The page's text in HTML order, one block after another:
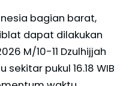
bagian barat,
dapat dilakukan
M/10-11 Dzulhijjah
pukul 16.18 WIB